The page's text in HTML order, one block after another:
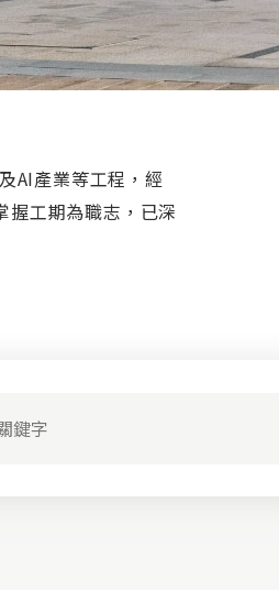
AI產業等工程，經
握工期為職志，已深